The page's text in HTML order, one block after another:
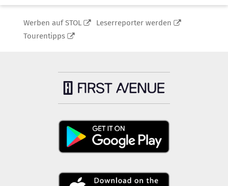
Werben auf STOL
Leserreporter werden
Tourentipps